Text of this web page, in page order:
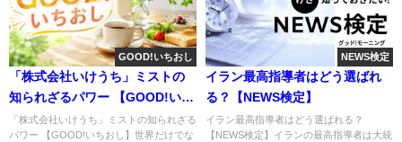
GOOD!いちおし
「株式会社いけうち」ミストの
知られざるパワー 【GOOD!いち
おし】
「株式会社いけうち」ミストの知られざる
パワー 【GOOD!いちおし】世界だけでな
NEWS検定
イラン最高指導者はどう選ばれ
る？【NEWS検定】
イラン最高指導者はどう選ばれる？
【NEWS検定】イランの最高指導者は大統